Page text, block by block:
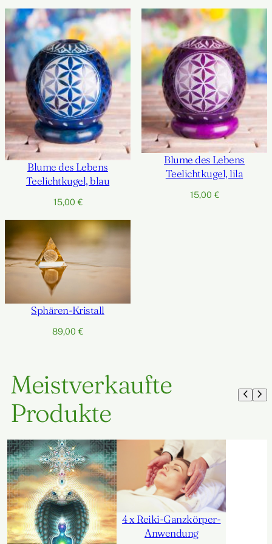
Blume des Lebens
Teelichtkugel, blau
15,00€
Blume des Lebens
Teelichtkugel, lila
15,00€
Sphären-Kristall
89,00€
Meistverkaufte
Produkte
4 x Reiki-Ganzkörper-
Anwendung